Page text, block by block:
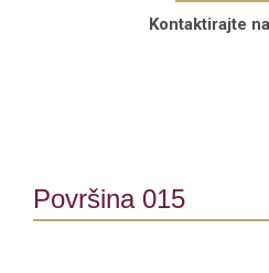
Kontaktirajte
Površina 015